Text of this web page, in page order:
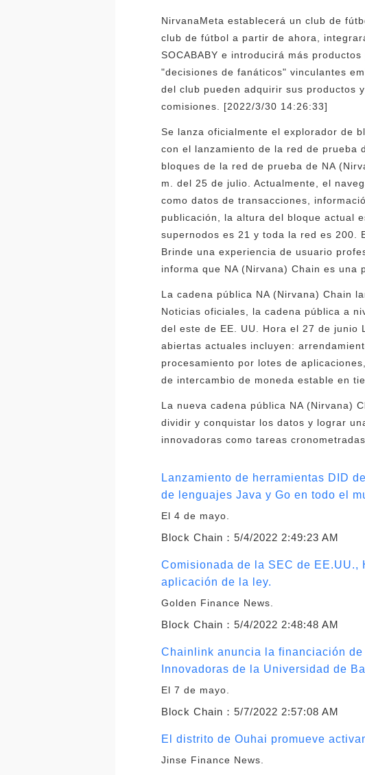
NirvanaMeta establecerá un club de
club de fútbol a partir de ahora,
SOCABABY e introducirá más
"decisiones de fanáticos" vinculantes
del club pueden adquirir sus productos
comisiones. [2022/3/30 14:26:33]
Se lanza oficialmente el explorador de
con el lanzamiento de la red de prueba
bloques de la red de prueba de NA
m. del 25 de julio. Actualmente, el
como datos de transacciones,
publicación, la altura del bloque actual
supernodos es 21 y toda la red es 200.
Brinde una experiencia de usuario
informa que NA (Nirvana) Chain es
La cadena pública NA (Nirvana) Chain
Noticias oficiales, la cadena pública a
del este de EE. UU. Hora el 27 de
abiertas actuales incluyen:
procesamiento por lotes de
de intercambio de moneda estable en
La nueva cadena pública NA (Nirvana)
dividir y conquistar los datos y lograr
innovadoras como tareas
Lanzamiento de herramientas DID
de lenguajes Java y Go en todo el
El 4 de mayo.
Block Chain：5/4/2022 2:49:23 AM
Comisionada de la SEC de
aplicación de la ley.
Golden Finance News.
Block Chain：5/4/2022 2:48:48 AM
Chainlink anuncia la financiación
Innovadoras de la Universidad de
El 7 de mayo.
Block Chain：5/7/2022 2:57:08 AM
El distrito de Ouhai promueve
Jinse Finance News.